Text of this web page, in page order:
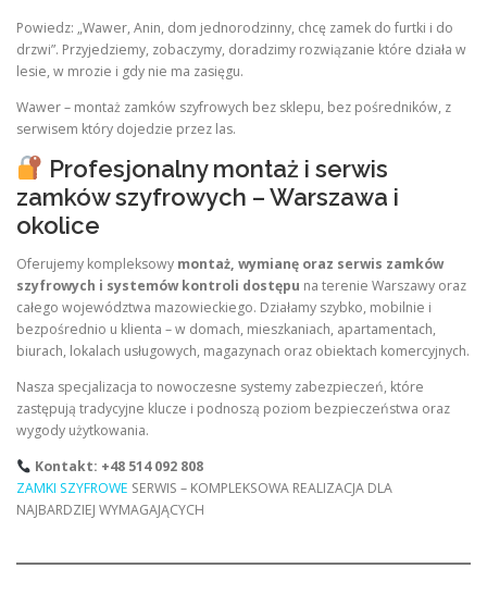
Powiedz: „Wawer, Anin, dom jednorodzinny, chcę zamek do furtki i do
drzwi”. Przyjedziemy, zobaczymy, doradzimy rozwiązanie które działa w
lesie, w mrozie i gdy nie ma zasięgu.
Wawer – montaż zamków szyfrowych bez sklepu, bez pośredników, z
serwisem który dojedzie przez las.
Profesjonalny montaż i serwis
zamków szyfrowych – Warszawa i
okolice
Oferujemy kompleksowy montaż, wymianę oraz serwis zamków
szyfrowych i systemów kontroli dostępu na terenie Warszawy oraz
całego województwa mazowieckiego. Działamy szybko, mobilnie i
bezpośrednio u klienta – w domach, mieszkaniach, apartamentach,
biurach, lokalach usługowych, magazynach oraz obiektach komercyjnych.
Nasza specjalizacja to nowoczesne systemy zabezpieczeń, które
zastępują tradycyjne klucze i podnoszą poziom bezpieczeństwa oraz
wygody użytkowania.
Kontakt: +48 514 092 808
ZAMKI SZYFROWE SERWIS – KOMPLEKSOWA REALIZACJA DLA
NAJBARDZIEJ WYMAGAJĄCYCH